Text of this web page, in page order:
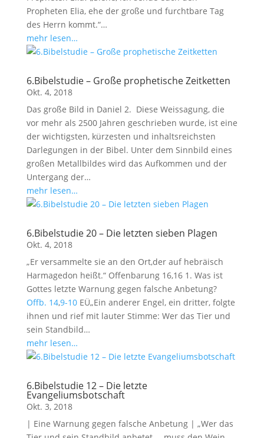
Propheten Elia, ehe der große und furchtbare Tag
des Herrn kommt.“…
mehr lesen…
6.Bibelstudie – Große prophetische Zeitketten
Okt. 4, 2018
Das große Bild in Daniel 2. Diese Weissagung, die
vor mehr als 2500 Jahren geschrieben wurde, ist eine
der wichtigsten, kürzesten und inhaltsreichsten
Darlegungen in der Bibel. Unter dem Sinnbild eines
großen Metallbildes wird das Aufkommen und der
Untergang der…
mehr lesen…
6.Bibelstudie 20 – Die letzten sieben Plagen
Okt. 4, 2018
„Er versammelte sie an den Ort,der auf hebräisch
Harmagedon heißt.“ Offenbarung 16,16 1. Was ist
Gottes letzte Warnung gegen falsche Anbetung?
Offb. 14,9-10EÜ„Ein anderer Engel, ein dritter, folgte
ihnen und rief mit lauter Stimme: Wer das Tier und
sein Standbild…
mehr lesen…
6.Bibelstudie 12 – Die letzte
Evangeliumsbotschaft
Okt. 3, 2018
| Eine Warnung gegen falsche Anbetung | „Wer das